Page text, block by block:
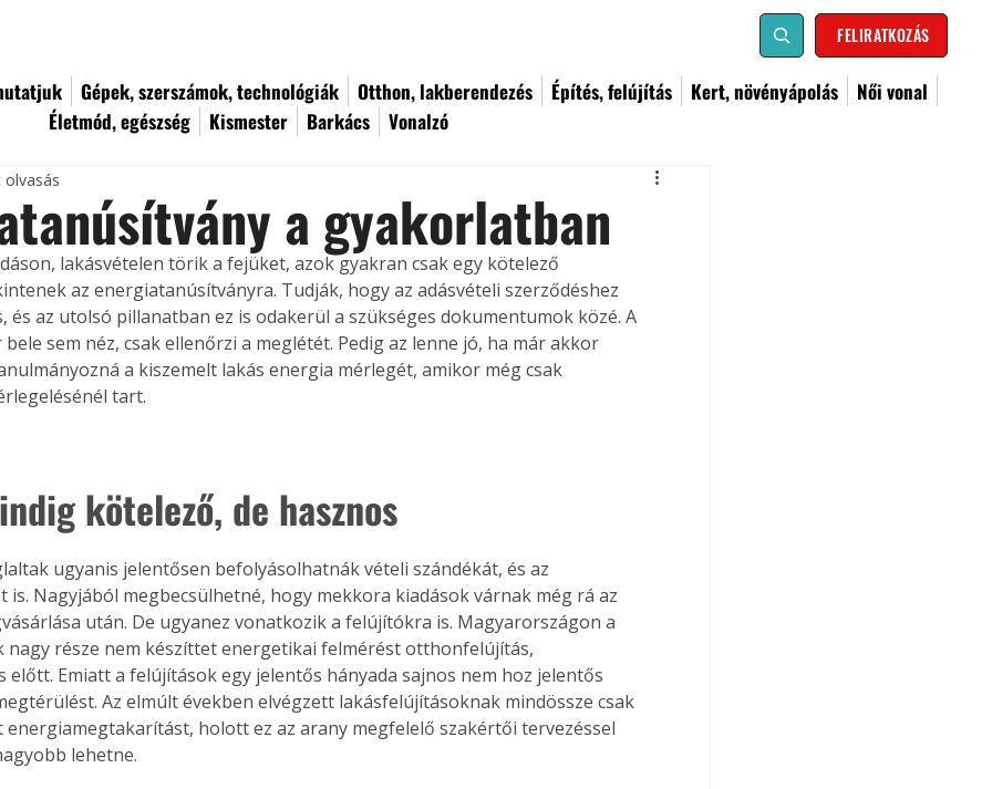
FELIRATKOZÁS
Gépek, szerszámok, technológiák Otthon, lakberendezés Építés, felújítás Kert, növényápolás
Női vonal
Életmód, egészség
Kismester Barkács Vonalzó
a gyakorlatban
olvasás
lakásvételen törik a fejüket, azok gyakran csak egy kötelező
az energiatanúsítványra. Tudják, hogy az adásvételi szerződéshez
és az utolsó pillanatban ez is odakerül a szükséges dokumentumok közé. A
sem néz, csak ellenőrzi a meglétét. Pedig az lenne jó, ha már akkor
a kiszemelt lakás energia mérlegét, amikor még csak
tart.
kötelező, de hasznos
ugyanis jelentősen befolyásolhatnák vételi szándékát, és az
is. Nagyjából megbecsülhetné, hogy mekkora kiadások várnak még rá az
után. De ugyanez vonatkozik a felújítókra is. Magyarországon a
nagy része nem készíttet energetikai felmérést otthonfelújítás,
előtt. Emiatt a felújítások egy jelentős hányada sajnos nem hoz jelentős
Az elmúlt években elvégzett lakásfelújításoknak mindössze csak
energiamegtakarítást, holott ez az arany megfelelő szakértői tervezéssel
lehetne.